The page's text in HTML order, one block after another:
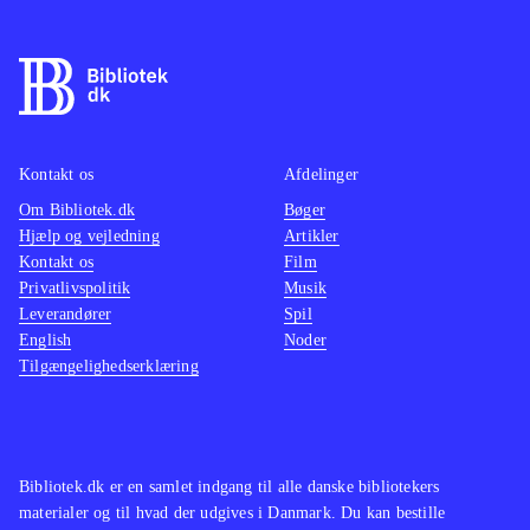
samtidig udrydde alle de væsener,
man møder undervejs. Det kan være
findes et overskueligt kort. Man har
forskellige våben og værktøj til sin
rådighed. Grafikken er detaljeret og
passende dyster, og
baggrundsmusikken understøtter den
intense sci-fi atmosfære
Der er ikke tidligere udkommet
Spillets opbygning minder om Ben
Bibliotek.dk er en samlet indgang til alle danske bibliotekers
materialer og til hvad der udgives i Danmark. Du kan bestille
Kontakt os
Om Bibliotek.dk
Hjælp og vejledning
Kontakt os
Privatlivspolitik
Leverandører
English
Tilgængelighedserklæring
Afdelinger
Bøger
Artikler
Film
Musik
Spil
Noder